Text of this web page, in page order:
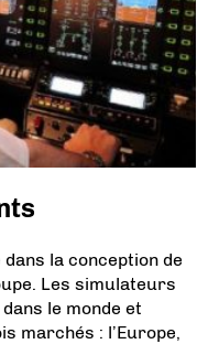
la conception de
Les simulateurs
le monde et
marchés : l’Europe,